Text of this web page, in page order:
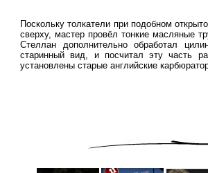
Поскольку толкатели при подобном
сверху, мастер провёл тонкие масляные
Стеллан дополнительно обработал
старинный вид, и посчитал эту часть
установлены старые английские